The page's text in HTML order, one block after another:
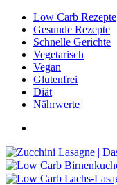
Low Carb Rezepte
Gesunde Rezepte
Schnelle Gerichte
Vegetarisch
Vegan
Glutenfrei
Diät
Nährwerte